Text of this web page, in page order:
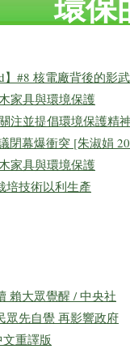
】#8 核電廠背後的影
家具與環境保護
注並提倡環境保護精
閉幕爆衝突 [朱淑娟
家具與環境保護
培技術以利生產
賴大眾覺醒 / 中央社
眾先自覺 再影響政府
重譯版